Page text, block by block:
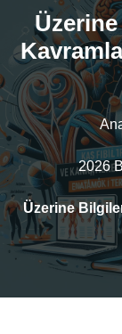
Üzerine
2026
Üzerine